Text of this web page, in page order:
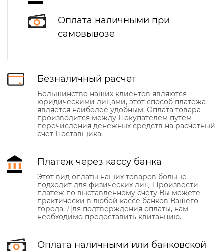
Оплата наличными при
самовывозе
Безналичный расчет
Большинство наших клиентов являются
юридическими лицами, этот способ платежа
является наиболее удобным. Оплата товара
производится между Покупателем путем
перечисления денежных средств на расчетный
счет Поставщика.
Платеж через кассу банка
Этот вид оплаты наших товаров больше
подходит для физических лиц. Произвести
платеж по выставленному счету Вы можете
практически в любой кассе банков Вашего
города. Для подтверждения оплаты, нам
необходимо предоставить квитанцию.
Оплата наличными или банковской